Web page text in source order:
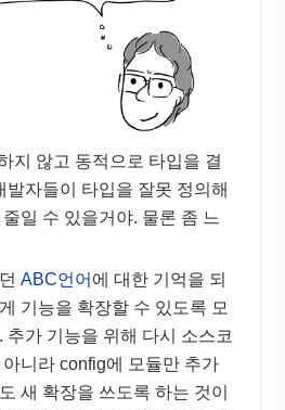
지 않고 동적으로 타입을 결
발자들이 타입을 잘못 정의해
일 수 있을거야. 물론 좀 느
ABC언어 에 대한 기억을 되
기능을 확장할 수 있도록 모
추가 기능을 위해 다시 소스코
니라 config에 모듈만 추가
새 확장을 쓰도록 하는 것이